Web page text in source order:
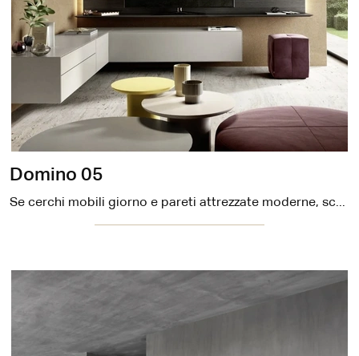
Domino 05
Se cerchi mobili giorno e pareti attrezzate moderne, scegli il modello Domino 05 di Sangiacomo: clicca e ottieni informazioni!